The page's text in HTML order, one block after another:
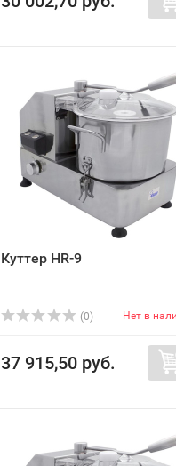
Куттер HR-9
(0) Нет в
37 915,50 руб.